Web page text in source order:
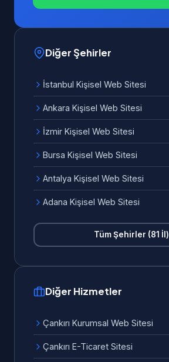
Diğer Şehirler
İstanbul Kişisel Web Sitesi
Ankara Kişisel Web Sitesi
İzmir Kişisel Web Sitesi
Bursa Kişisel Web Sitesi
Antalya Kişisel Web Sitesi
Adana Kişisel Web Sitesi
Tüm Şehirler (81 İl)
Diğer Hizmetler
Çankırı Kurumsal Web Sitesi
Çankırı E-Ticaret Sitesi